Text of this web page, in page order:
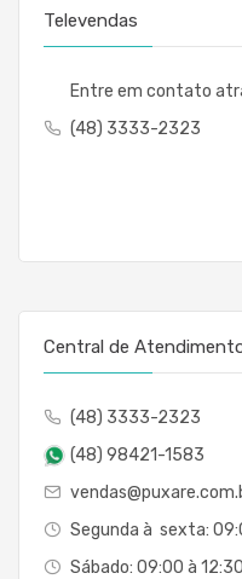
Televendas
Entre em contato
(48) 3333-2323
Central de
(48) 3333-2323
(48) 98421-1583
Segunda à sexta:
Sábado: 09:00 à 12:30